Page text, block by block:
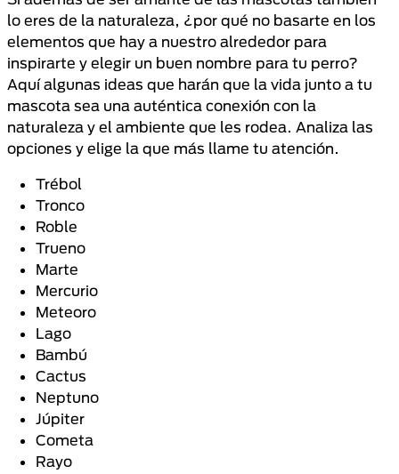
lo eres de la naturaleza, ¿por qué no basarte en los
elementos que hay a nuestro alrededor para
inspirarte y elegir un buen nombre para tu perro?
Aquí algunas ideas que harán que la vida junto a tu
mascota sea una auténtica conexión con la
naturaleza y el ambiente que les rodea. Analiza las
opciones y elige la que más llame tu atención.
Trébol
Tronco
Roble
Trueno
Marte
Mercurio
Meteoro
Lago
Bambú
Cactus
Neptuno
Júpiter
Cometa
Rayo